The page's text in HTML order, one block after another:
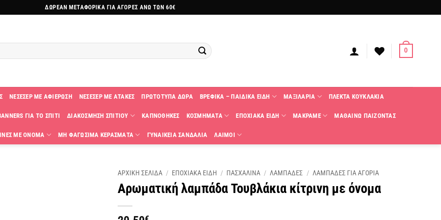
ΔΩΡΕΑΝ ΜΕΤΑΦΟΡΙΚΑ ΓΙΑ ΑΓΟΡΕΣ ΑΝΩ ΤΩΝ 60€
0
ΝΕΣΕΣΕΡ ΜΕ ΑΦΙΕΡΩΣΗ ΝΕΣΕΣΕΡ ΜΕ ΑΤΑΚΕΣ ΠΡΩΤΟΤΥΠΑ ΔΩΡΑ ΒΡΕΦΙΚΑ – ΠΑΙΔΙΚΑ ΕΙΔΗ ΜΑΞΙΛΑΡΙΑ ΠΛΕΚΤΑ KΟΥΚΛΑΚΙΑ
ΓΙΑ ΤΟ ΣΠΙΤΙ ΔΙΑΚΟΣΜΗΣΗ ΣΠΙΤΙΟΥ ΚΑΠΝΟΘΗΚΕΣ ΚΟΣΜΗΜΑΤΑ ΕΠΟΧΙΑΚΑ ΕΙΔΗ ΜΑΚΡΑΜΕ ΜΑΘΑΙΝΩ ΠΑΙΖΟΝΤΑΣ
ΜΕ ΟΝΟΜΑ ΜΗ ΦΑΓΩΣΙΜΑ ΚΕΡΑΣΜΑΤΑ ΓΥΝΑΙΚΕΙΑ ΣΑΝΔΑΛΙΑ ΛΑΙΜΟΙ
ΑΡΧΙΚΗ ΣΕΛΙΔΑ / ΕΠΟΧΙΑΚΑ ΕΙΔΗ / ΠΑΣΧΑΛΙΝΑ / ΛΑΜΠΑΔΕΣ / ΛΑΜΠΑΔΕΣ ΓΙΑ ΑΓΟΡΙΑ
Αρωματική λαμπάδα Τουβλάκια κίτρινη με όνομα